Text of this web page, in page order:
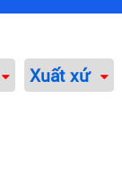
Xuất xứ